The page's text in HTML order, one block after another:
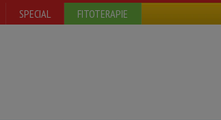
SPECIAL FITOTERAPIE